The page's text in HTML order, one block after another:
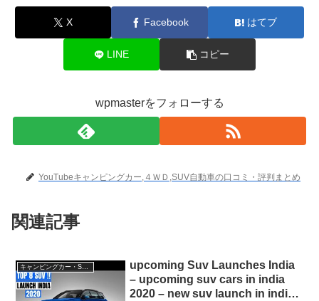
X Facebook はてブ
LINE コピー
wpmasterをフォローする
YouTubeキャンピングカー,４ＷＤ,SUV自動車の口コミ・評判まとめ
関連記事
キャンピングカー・SUV人気車種
upcoming Suv Launches India
– upcoming suv cars in india
2020 – new suv launch in india